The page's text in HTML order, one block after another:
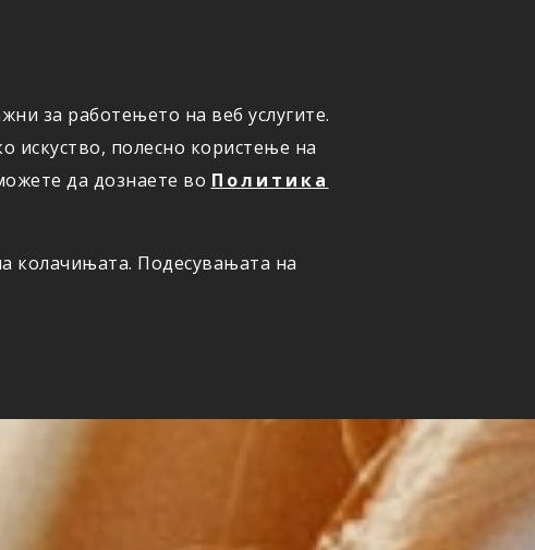
за работењето на веб услугите.
искуство, полесно користење на
да дознаете во Политика
колачињата. Подесувањата на
ОНЛАЈН ПРИЈАВИ ШТЕТА